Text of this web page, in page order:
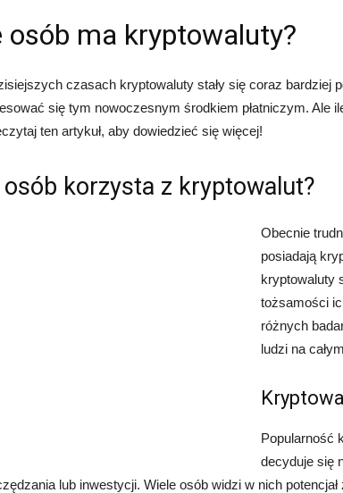
osób ma kryptowaluty?
czasach kryptowaluty stały się coraz bardziej
się tym nowoczesnym środkiem płatniczym. Ale
ten artykuł, aby dowiedzieć się więcej!
osób korzysta z kryptowalut?
Obecnie
posiadają
kryptowaluty
tożsamości
różnych
ludzi na
Popularność
decyduje się
lub inwestycji. Wiele osób widzi w nich